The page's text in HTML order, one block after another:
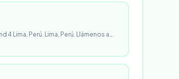
4 Lima, Perú. Lima, Perú. Llámenos a…